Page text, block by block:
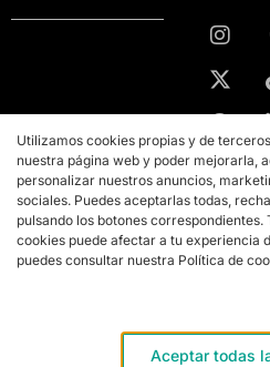
Términos y
Utilizamos cookies propias y de
nuestra página web y poder mejorarla,
personalizar nuestros anuncios,
sociales. Puedes aceptarlas todas,
pulsando los botones
cookies puede afectar a tu experiencia
puedes consultar nuestra Política de
Aceptar todas